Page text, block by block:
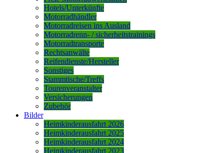
Hotels/Unterkünfte
Motorradhändler
Motorradreisen ins Ausland
Motorradrenn- / sicherheitstrainings
Motorradtransporte
Rechtsanwälte
Reifendienste/Hersteller
Sonstiges
Stammtische/Treffs
Tourenveranstalter
Versicherungen
Zubehör
Bilder
Heimkinderausfahrt 2026
Heimkinderausfahrt 2025
Heimkinderausfahrt 2024
Heimkinderausfahrt 2023